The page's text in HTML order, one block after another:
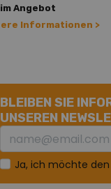
Angebot
Informationen >
BLEIBEN SIE
UNSEREN
Ja, ich möchte